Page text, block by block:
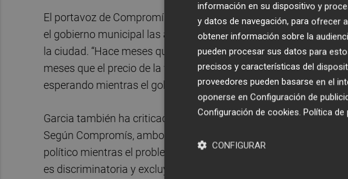
El portavoz de Compromís, Ignasi Garcia , ha lamentado que
el gobierno municipal las ayudas sigan sin llegar mientras los
la ciudad. “Hace meses que Begoña Carrasco anuncia ayudas
meses que el precio de la vivienda sigue subiendo. Las
esperando mientras el gobierno municipal acumula titulares
Garcia también ha criticado la polémica abierta entre PP y Vox
Según Compromís, ambos partidos están utilizando una
político mientras el problema real sigue sin resolverse. “La
es discriminatoria y excluyente. Pero lo más sorprendente es
información en su dispositivo y
y datos de navegación, para ofrecer
obtener información sobre la
pueden procesar sus datos para
precisos y características del
proveedores pueden basarse en el
oponerse en Configuración de
Configuración de cookies. Política de
CONFIGURAR